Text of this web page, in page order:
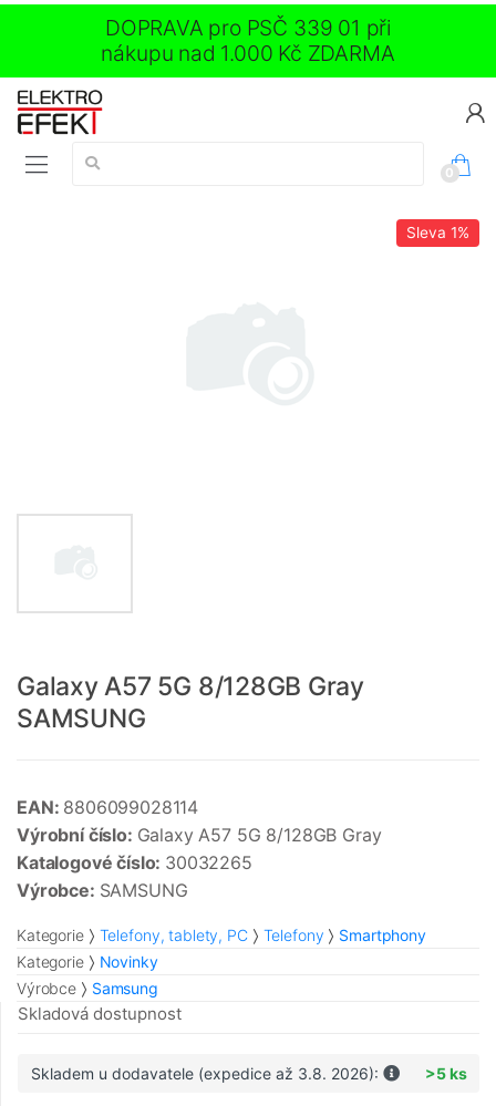
DOPRAVA pro PSČ 339 01 při
nákupu nad 1.000 Kč ZDARMA
Vyhledávání:
0
Sleva 1%
Galaxy A57 5G 8/128GB Gray
SAMSUNG
EAN: 8806099028114
Výrobní číslo: Galaxy A57 5G 8/128GB Gray
Katalogové číslo: 30032265
Výrobce: SAMSUNG
Kategorie Telefony, tablety, PC Telefony
Smartphony
Kategorie
Novinky
Výrobce
Samsung
Skladová dostupnost
Skladem u dodavatele (expedice až 3.8. 2026): >5 ks